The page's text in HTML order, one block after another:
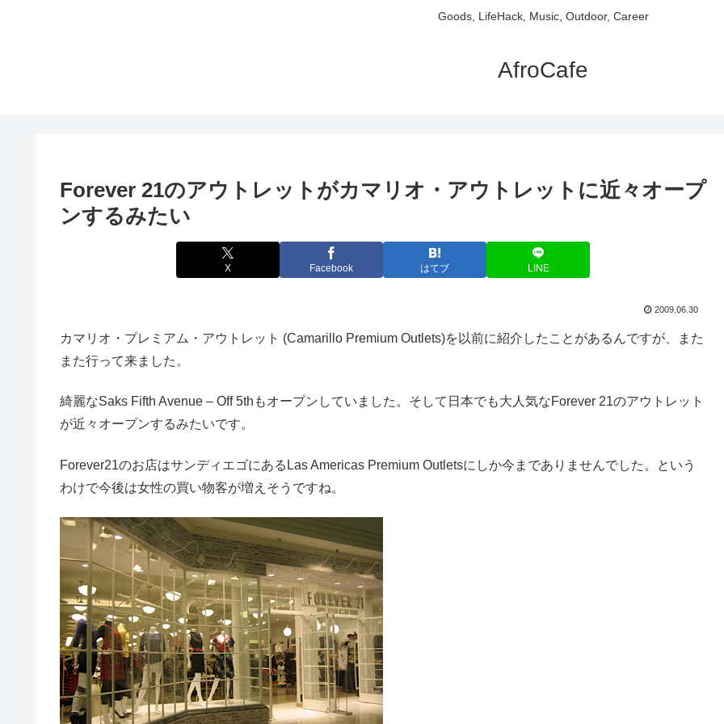
Goods, LifeHack, Music, Outdoor, Career
AfroCafe
Forever 21のアウトレットがカマリオ・アウトレットに近々オープ
ンするみたい
X Facebook はてブ LINE
2009.06.30
カマリオ・プレミアム・アウトレット (Camarillo Premium Outlets)を以前に紹介したことがあるんですが、また
また行って来ました。
綺麗なSaks Fifth Avenue – Off 5thもオープンしていました。そして日本でも大人気なForever 21のアウトレット
が近々オープンするみたいです。
Forever21のお店はサンディエゴにあるLas Americas Premium Outletsにしか今までありませんでした。という
わけで今後は女性の買い物客が増えそうですね。